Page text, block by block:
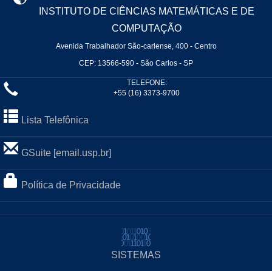
INSTITUTO DE CIÊNCIAS MATEMÁTICAS E DE
COMPUTAÇÃO
Avenida Trabalhador São-carlense, 400 - Centro
CEP: 13566-590 - São Carlos - SP
TELEFONE:
+55 (16) 3373-9700
Lista Telefônica
GSuite [email.usp.br]
Política de Privacidade
SISTEMAS